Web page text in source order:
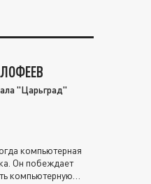
"Царьград"
компьютерная
Он побеждает
компьютерную